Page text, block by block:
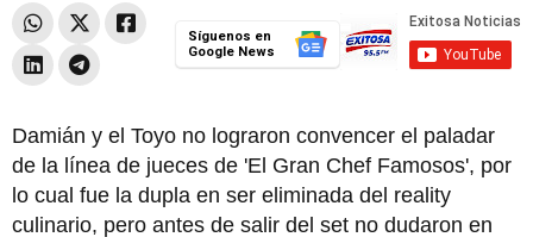
Síguenos en
Google News
Damián y el Toyo no lograron convencer el paladar
de la línea de jueces de 'El Gran Chef Famosos', por
lo cual fue la dupla en ser eliminada del reality
culinario, pero antes de salir del set no dudaron en